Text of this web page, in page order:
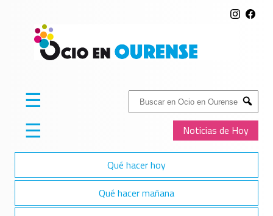
Buscar:
Submit
Noticias de Hoy
☰
☰
Qué hacer hoy
Qué hacer mañana